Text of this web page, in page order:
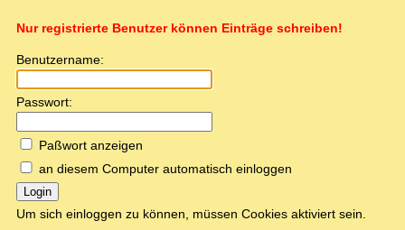
Nur registrierte Benutzer können Einträge schreiben!
Benutzername:
Passwort:
Paßwort anzeigen
an diesem Computer automatisch einloggen
Login
Um sich einloggen zu können, müssen Cookies aktiviert sein.